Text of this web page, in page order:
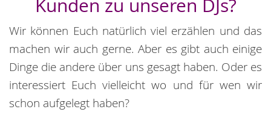
Kunden zu unseren DJs?
Wir können Euch natürlich viel erzählen und das
machen wir auch gerne. Aber es gibt auch einige
Dinge die andere über uns gesagt haben. Oder es
interessiert Euch vielleicht wo und für wen wir
schon aufgelegt haben?